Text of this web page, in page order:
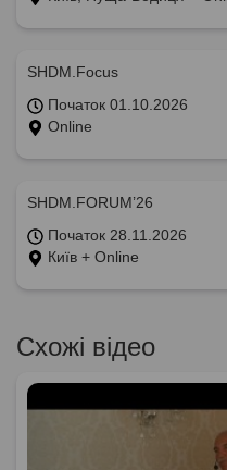
SHDM.Focus
Початок 01.10.2026
Online
SHDM.FORUM’26
Початок 28.11.2026
Київ + Online
Схожі відео